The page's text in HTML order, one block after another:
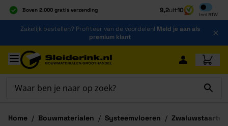
Boven 2.000 gratis verzending
Al 40 jaar dé specialist
Alles onder één dak
9,2uit10
Incl BTW
Inclusief
Ga naar de inhoud
Zakelijk bestellen? Profiteer van de voordelen! Meld je aan als
premium klant
Ga naar hoofdinhoud
Home / Bouwmaterialen / Systeemvloeren /